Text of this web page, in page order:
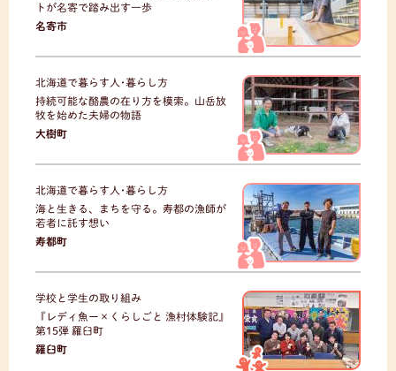
トが名寄で踏み出す一歩
名寄市
北海道で暮らす人･暮らし方
持続可能な酪農の在り方を模索。山岳放
牧を始めた夫婦の物語
大樹町
北海道で暮らす人･暮らし方
海と生きる、まちを守る。寿都の漁師が
若者に託す想い
寿都町
学校と学生の取り組み
『レディ魚ー×くらしごと 漁村体験記』
第15弾 羅臼町
羅臼町